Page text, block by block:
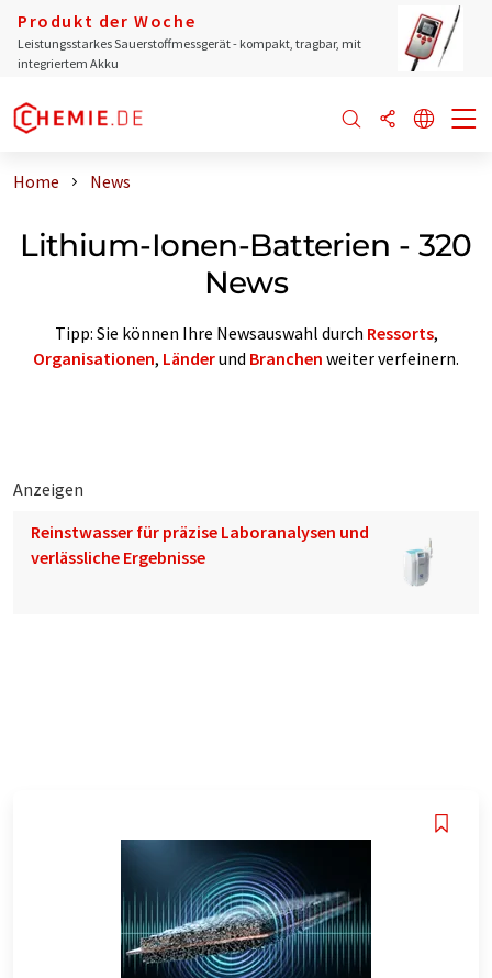
Produkt der Woche
Leistungsstarkes Sauerstoffmessgerät - kompakt, tragbar, mit
integriertem Akku
Home News
Lithium-Ionen-Batterien - 320
News
Tipp: Sie können Ihre Newsauswahl durch Ressorts,
Organisationen, Länderund Branchen weiter verfeinern.
Anzeigen
Reinstwasser für präzise Laboranalysen und
verlässliche Ergebnisse